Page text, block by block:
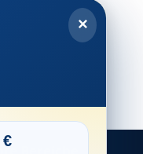
×
Bereiche